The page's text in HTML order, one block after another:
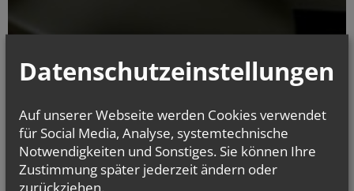
050155-2000
FR: 8.00-16.00 Uhr
Kontaktformular
Unsere Servicestellen
Datenschutzeinstellungen
Auf unserer Webseite werden Cookies verwendet
für Social Media, Analyse, systemtechnische
Notwendigkeiten und Sonstiges. Sie können Ihre
Zustimmung später jederzeit ändern oder
zurückziehen.